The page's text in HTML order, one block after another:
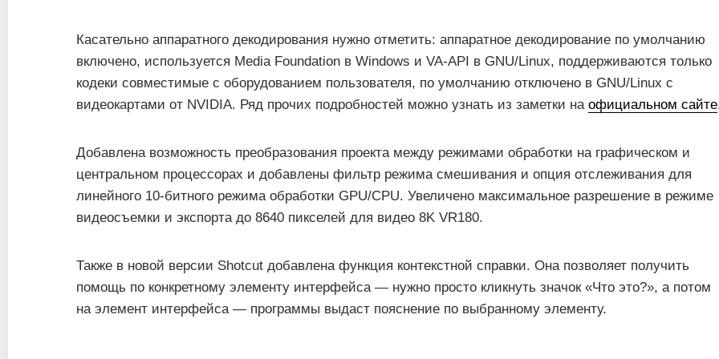
Касательно аппаратного декодирования нужно отметить: аппаратное декодирование по умолчанию
включено, используется Media Foundation в Windows и VA-API в GNU/Linux, поддерживаются только
кодеки совместимые с оборудованием пользователя, по умолчанию отключено в GNU/Linux с
видеокартами от NVIDIA. Ряд прочих подробностей можно узнать из заметки на официальном сайте
Добавлена ​​возможность преобразования проекта между режимами обработки на графическом и
центральном процессорах и добавлены фильтр режима смешивания и опция отслеживания для
линейного 10-битного режима обработки GPU/CPU. Увеличено максимальное разрешение в режиме
видеосъемки и экспорта до 8640 пикселей для видео 8K VR180.
Также в новой версии Shotcut добавлена функция контекстной справки. Она позволяет получить
помощь по конкретному элементу интерфейса — нужно просто кликнуть значок «Что это?», а потом
на элемент интерфейса — программы выдаст пояснение по выбранному элементу.